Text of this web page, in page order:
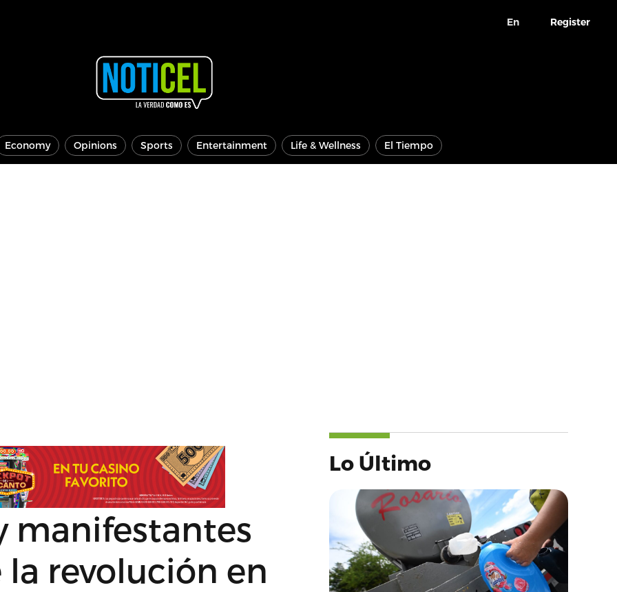
En Register
Economy Opinions Sports Entertainment Life & Wellness El Tiempo
manifestantes
revolución en
Lo Último